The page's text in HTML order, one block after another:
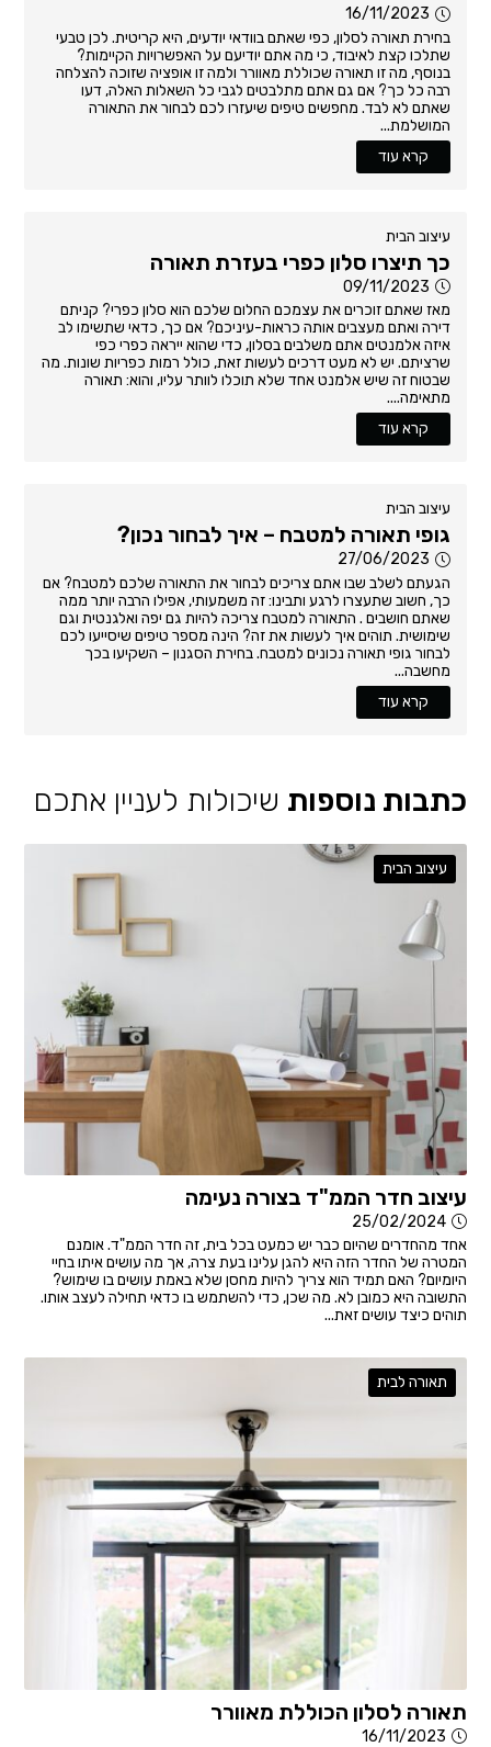
16/11/2023
בחירת תאורה לסלון, כפי שאתם בוודאי יודעים, היא קריטית. לכן טבעי
שתלכו קצת לאיבוד, כי מה אתם יודיעם על האפשרויות הקיימות?
בנוסף, מה זו תאורה שכוללת מאוורר ולמה זו אופציה שזוכה להצלחה
רבה כל כך? אם גם אתם מתלבטים לגבי כל השאלות האלה, דעו
שאתם לא לבד. מחפשים טיפים שיעזרו לכם לבחור את התאורה
המושלמת...
קרא עוד
עיצוב הבית
כך תיצרו סלון כפרי בעזרת תאורה
09/11/2023
מאז שאתם זוכרים את עצמכם החלום שלכם הוא סלון כפרי? קניתם
דירה ואתם מעצבים אותה כראות-עיניכם? אם כך, כדאי שתשימו לב
איזה אלמנטים אתם משלבים בסלון, כדי שהוא ייראה כפרי כפי
שרציתם. יש לא מעט דרכים לעשות זאת, כולל רמות כפריות שונות. מה
שבטוח זה שיש אלמנט אחד שלא תוכלו לוותר עליו, והוא: תאורה
מתאימה....
קרא עוד
עיצוב הבית
גופי תאורה למטבח – איך לבחור נכון?
27/06/2023
הגעתם לשלב שבו אתם צריכים לבחור את התאורה שלכם למטבח? אם
כך, חשוב שתעצרו לרגע ותבינו: זה משמעותי, אפילו הרבה יותר ממה
שאתם חושבים . התאורה למטבח צריכה להיות גם יפה ואלגנטית וגם
שימושית. תוהים איך לעשות את זה? הינה מספר טיפים שיסייעו לכם
לבחור גופי תאורה נכונים למטבח. בחירת הסגנון – השקיעו בכך
מחשבה...
קרא עוד
כתבות נוספות שיכולות לעניין אתכם
עיצוב הבית
עיצוב חדר הממ"ד בצורה נעימה
25/02/2024
אחד מהחדרים שהיום כבר יש כמעט בכל בית, זה חדר הממ"ד. אומנם
המטרה של החדר הזה היא להגן עלינו בעת צרה, אך מה עושים איתו בחיי
היומיום? האם תמיד הוא צריך להיות מחסן שלא באמת עושים בו שימוש?
התשובה היא כמובן לא. מה שכן, כדי להשתמש בו כדאי תחילה לעצב אותו.
תוהים כיצד עושים זאת...
תאורה לבית
תאורה לסלון הכוללת מאוורר
16/11/2023